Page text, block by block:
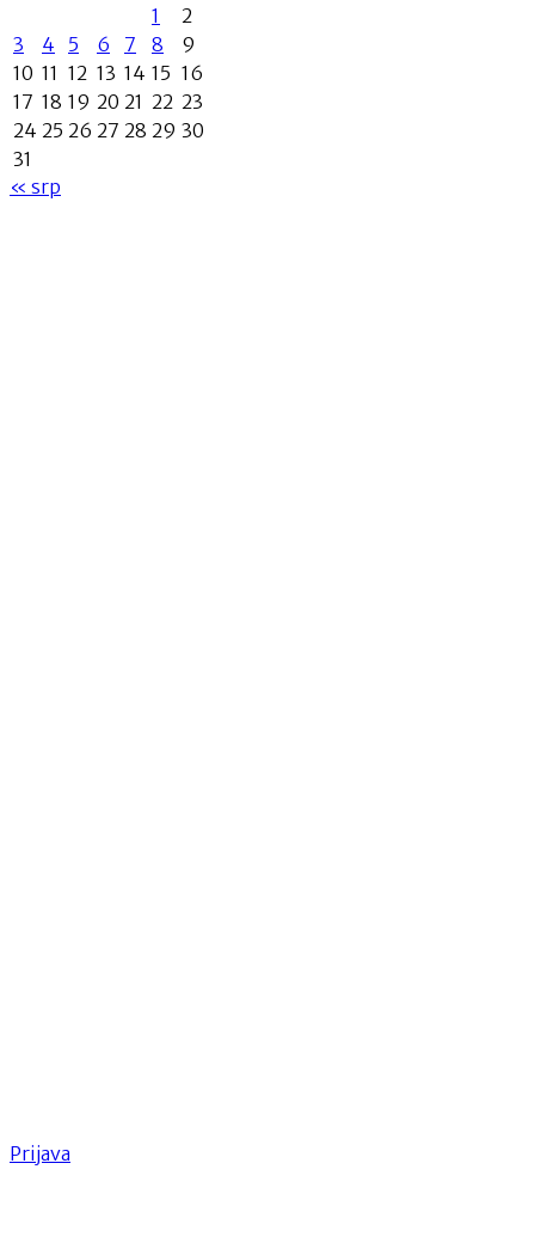
1
2
3
4 5 6 7 8
9
10 11 12 13 14 15 16
17 18 19 20 21 22 23
24 25 26 27 28 29 30
31
« srp
Prijava